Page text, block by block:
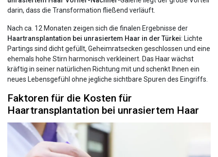
darin, dass die Transformation fließend verläuft.
Nach ca. 12 Monaten zeigen sich die finalen Ergebnisse der
Haartransplantation bei unrasiertem Haar in der Türkei: Lichte
Partings sind dicht gefüllt, Geheimratsecken geschlossen und eine
ehemals hohe Stirn harmonisch verkleinert. Das Haar wächst
kräftig in seiner natürlichen Richtung mit und schenkt Ihnen ein
neues Lebensgefühl ohne jegliche sichtbare Spuren des Eingriffs.
Faktoren für die Kosten für
Haartransplantation bei unrasiertem Haar